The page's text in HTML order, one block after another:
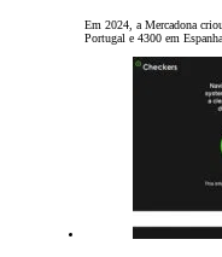
Em 2024, a Mercadona
Portugal e 4300 em